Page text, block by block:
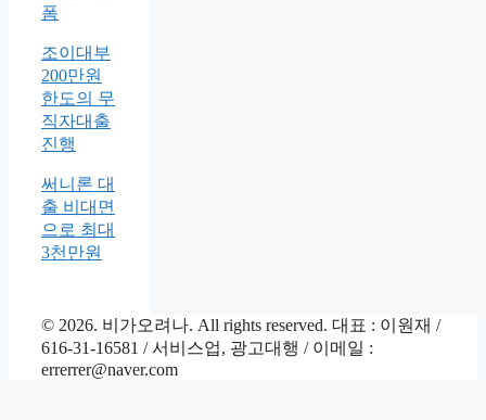
폼
조이대부
200만원
한도의 무
직자대출
진행
써니론 대
출 비대면
으로 최대
3천만원
© 2026. 비가오려나. All rights reserved. 대표 : 이원재 /
616-31-16581 / 서비스업, 광고대행 / 이메일 :
errerrer@naver.com